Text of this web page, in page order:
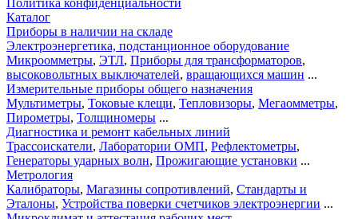
Политика конфиденциальности
Каталог
Приборы в наличии на складе
Электроэнергетика, подстанционное оборудование
Микроомметры, ЭТЛ, Приборы для трансформаторов,
высоковольтных выключателей, вращающихся машин ...
Измерительные приборы общего назначения
Мультиметры, Токовые клещи, Тепловизоры, Мегаомметры,
Пирометры, Толщиномеры ...
Диагностика и ремонт кабельных линий
Трассоискатели, Лаборатории ОМП, Рефлектометры,
Генераторы ударных волн, Прожигающие установки ...
Метрология
Калибраторы, Магазины сопротивлений, Стандарты и
Эталоны, Устройства поверки счетчиков электроэнергии ...